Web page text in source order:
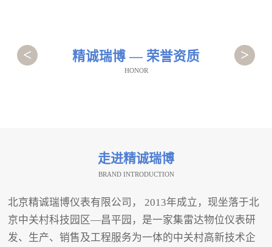
精诚瑞博 — 荣誉资质
HONOR
< >
走进精诚瑞博
BRAND INTRODUCTION
北京精诚瑞博仪表有限公司， 2013年成立，现坐落于北
京中关村科技园区—昌平园，是一家集雷达物位仪表研
发、生产、销售及工程服务为一体的中关村高新技术企